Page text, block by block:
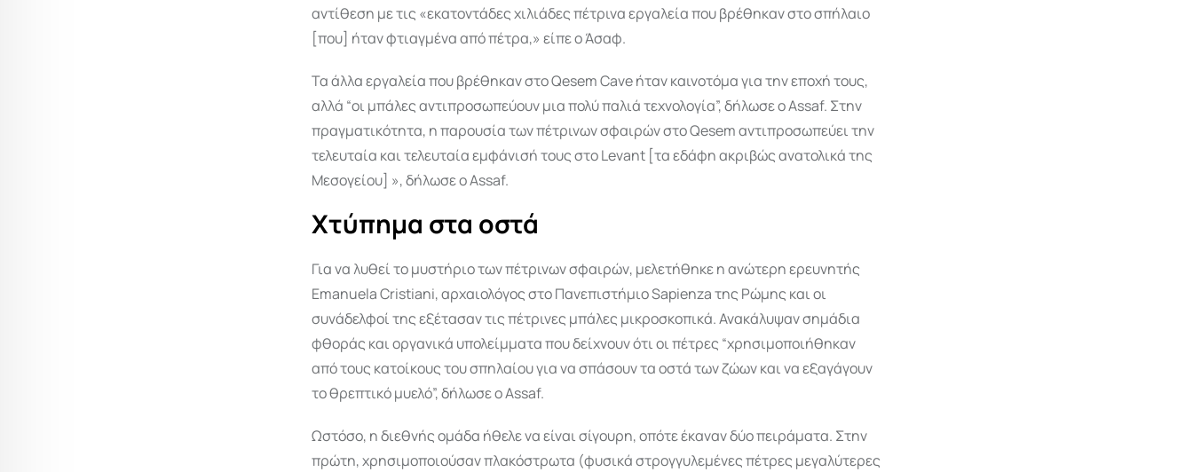
αντίθεση με τις «εκατοντάδες χιλιάδες πέτρινα εργαλεία που βρέθηκαν στο σπήλαιο
[που] ήταν φτιαγμένα από πέτρα,» είπε ο Άσαφ.
Τα άλλα εργαλεία που βρέθηκαν στο Qesem Cave ήταν καινοτόμα για την εποχή τους,
αλλά “οι μπάλες αντιπροσωπεύουν μια πολύ παλιά τεχνολογία”, δήλωσε ο Assaf. Στην
πραγματικότητα, η παρουσία των πέτρινων σφαιρών στο Qesem αντιπροσωπεύει την
τελευταία και τελευταία εμφάνισή τους στο Levant [τα εδάφη ακριβώς ανατολικά της
Μεσογείου] », δήλωσε ο Assaf.
Χτύπημα στα οστά
Για να λυθεί το μυστήριο των πέτρινων σφαιρών, μελετήθηκε η ανώτερη ερευνητής
Emanuela Cristiani, αρχαιολόγος στο Πανεπιστήμιο Sapienza της Ρώμης και οι
συνάδελφοί της εξέτασαν τις πέτρινες μπάλες μικροσκοπικά. Ανακάλυψαν σημάδια
φθοράς και οργανικά υπολείμματα που δείχνουν ότι οι πέτρες “χρησιμοποιήθηκαν
από τους κατοίκους του σπηλαίου για να σπάσουν τα οστά των ζώων και να εξαγάγουν
το θρεπτικό μυελό”, δήλωσε ο Assaf.
Ωστόσο, η διεθνής ομάδα ήθελε να είναι σίγουρη, οπότε έκαναν δύο πειράματα. Στην
πρώτη, χρησιμοποιούσαν πλακόστρωτα (φυσικά στρογγυλεμένες πέτρες μεγαλύτερες